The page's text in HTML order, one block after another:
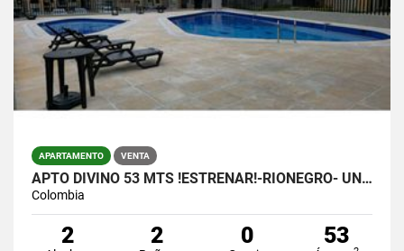
APARTAMENTO VENTA
APTO DIVINO 53 MTS !ESTRENAR!-RIONEGRO- UNIDAD COMPLETA.- $298.800.000
Colombia
2 2 0 53